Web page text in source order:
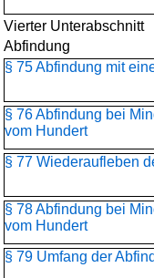
Vierter Unterabschnitt
Abfindung
§ 75 Abfindung mit
§ 76 Abfindung bei
vom Hundert
§ 77 Wiederaufleben
§ 78 Abfindung bei
vom Hundert
§ 79 Umfang der